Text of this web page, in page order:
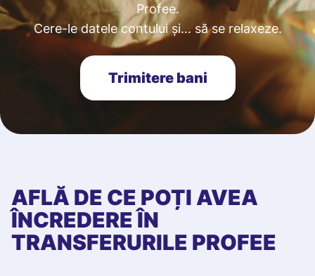
Profee.
Cere-le datele contului și… să se relaxeze.
Trimitere bani
AFLĂ DE CE POȚI AVEA
ÎNCREDERE ÎN
TRANSFERURILE PROFEE